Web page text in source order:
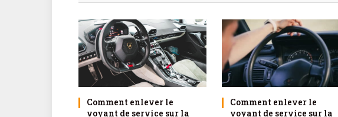
Comment enlever le
voyant de service sur la
Comment enlever le
voyant de service sur la